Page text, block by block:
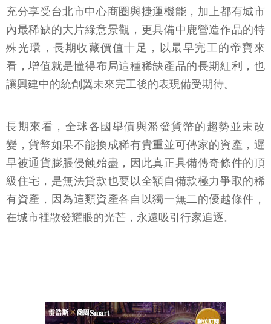
充分享受台北市中心商圈與捷運機能，加上都有城市
內最稀缺的大片綠意景觀，更具備中鹿營造作品的特
殊光環，長期收藏價值十足，以最早完工的帝寶來
看，增值就是懂得布局這種稀缺產品的長期紅利，也
讓興建中的統創翼未來完工後的表現備受期待。
長期來看，全球各國舉債與濫發貨幣的趨勢並未改
變，貨幣如果不能換成稀有貴重並可傳家的資產，遲
早被通貨膨脹侵蝕殆盡，因此真正具備傳奇條件的頂
級住宅，是無法貸款也要以全額自備款極力爭取的稀
有資產，因為這類資產各自以獨一無二的優越條件，
在城市裡散發耀眼的光芒，永遠吸引行家追逐。